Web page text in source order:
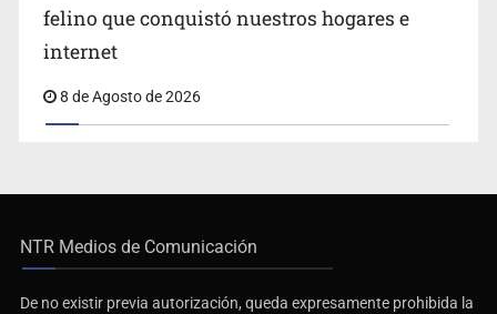
felino que conquistó nuestros hogares e
internet
8 de Agosto de 2026
NTR Medios de Comunicación
De no existir previa autorización, queda expresamente prohibida la